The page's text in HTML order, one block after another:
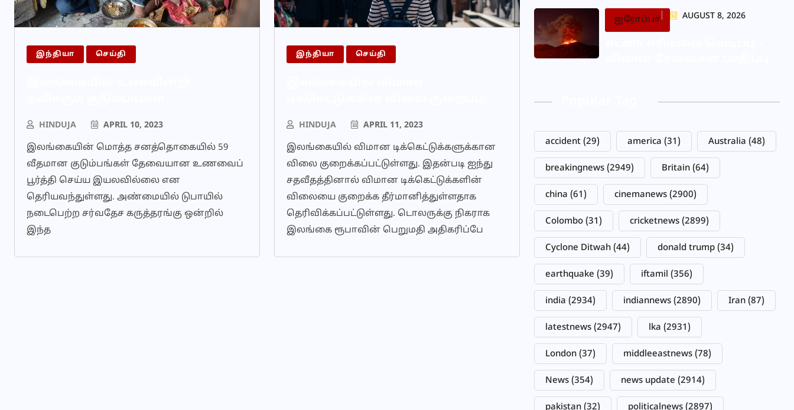
இந்தியா செய்தி
HINDUJA APRIL 10, 2023
இலங்கையின் மொத்த சனத்தொகையில் 59
வீதமான குடும்பங்கள் தேவையான உணவைப்
பூர்த்தி செய்ய இயலவில்லை என
தெரியவந்துள்ளது. அண்மையில் டுபாயில்
நடைபெற்ற சர்வதேச கருத்தரங்கு ஒன்றில்
இந்த
இந்தியா செய்தி
HINDUJA APRIL 11, 2023
இலங்கையில் விமான டிக்கெட்டுக்களுக்கான
விலை குறைக்கப்பட்டுள்ளது. இதன்படி ஐந்து
சதவீதத்தினால் விமான டிக்கெட்டுக்களின்
விலையை குறைக்க தீர்மானித்துள்ளதாக
தெரிவிக்கப்பட்டுள்ளது. டொலருக்கு நிகராக
இலங்கை ரூபாவின் பெறுமதி அதிகரிப்பே
ஐரோப்பா AUGUST 8, 2026
accident (29) america (31) Australia (48)
breakingnews (2949) Britain (64)
china (61) cinemanews (2900)
Colombo (31) cricketnews (2899)
Cyclone Ditwah (44) donald trump (34)
earthquake (39) iftamil (356)
india (2934) indiannews (2890) Iran (87)
latestnews (2947) lka (2931)
London (37) middleeastnews (78)
News (354) news update (2914)
pakistan (32) politicalnews (2897)